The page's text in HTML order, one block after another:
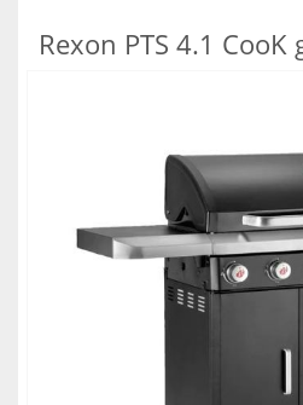
Rexon PTS 4.1 CooK